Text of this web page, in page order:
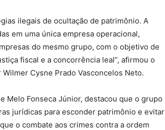
ilegais de ocultação de patrimônio. A
em uma única empresa operacional,
do mesmo grupo, com o objetivo de
fiscal e a concorrência leal”, afirmou o
Cysne Prado Vasconcelos Neto.
Melo Fonseca Júnior, destacou que o grupo
jurídicas para esconder patrimônio e evitar
o combate aos crimes contra a ordem